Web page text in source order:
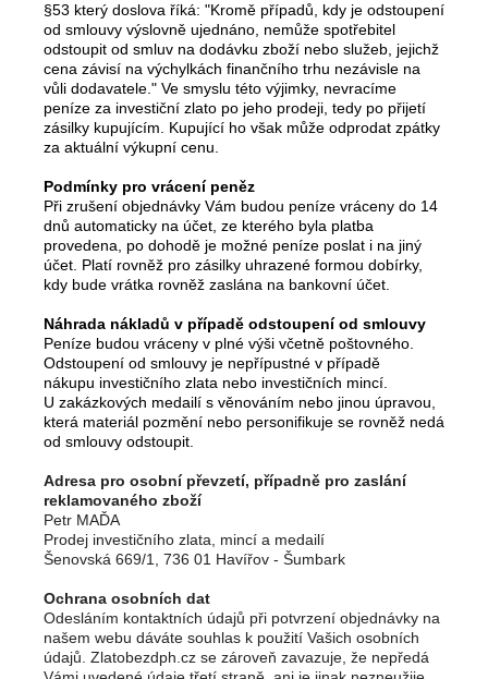
§53 který doslova říká: "Kromě případů, kdy je odstoupení
od smlouvy výslovně ujednáno, nemůže spotřebitel
odstoupit od smluv na dodávku zboží nebo služeb, jejichž
cena závisí na výchylkách finančního trhu nezávisle na
vůli dodavatele." Ve smyslu této výjimky, nevracíme
peníze za investiční zlato po jeho prodeji, tedy po přijetí
zásilky kupujícím. Kupující ho však může odprodat zpátky
za aktuální výkupní cenu.
Podmínky pro vrácení peněz
Při zrušení objednávky Vám budou peníze vráceny do 14
dnů automaticky na účet, ze kterého byla platba
provedena, po dohodě je možné peníze poslat i na jiný
účet. Platí rovněž pro zásilky uhrazené formou dobírky,
kdy bude vrátka rovněž zaslána na bankovní účet.
Náhrada nákladů v případě odstoupení od smlouvy
Peníze budou vráceny v plné výši včetně poštovného.
Odstoupení od smlouvy je nepřípustné v případě
nákupu investičního zlata nebo investičních mincí.
U zakázkových medailí s věnováním nebo jinou úpravou,
která materiál pozmění nebo personifikuje se rovněž nedá
od smlouvy odstoupit.
Adresa pro osobní převzetí, případně pro zaslání
reklamovaného zboží
Petr MAĎA
Prodej investičního zlata, mincí a medailí
Šenovská 669/1, 736 01 Havířov - Šumbark
Ochrana osobních dat
Odesláním kontaktních údajů při potvrzení objednávky na
našem webu dáváte souhlas k použití Vašich osobních
údajů. Zlatobezdph.cz se zároveň zavazuje, že nepředá